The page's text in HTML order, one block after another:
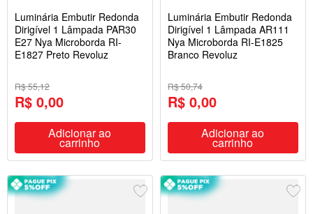
Luminária Embutir Redonda
Dirigível 1 Lâmpada PAR30
E27 Nya Microborda RI-
E1827 Preto Revoluz
R$ 55,12
R$ 0,00
Adicionar ao
carrinho
Luminária Embutir Redonda
Dirigível 1 Lâmpada AR111
Nya Microborda RI-E1825
Branco Revoluz
R$ 50,74
R$ 0,00
Adicionar ao
carrinho